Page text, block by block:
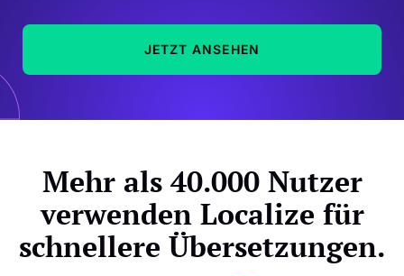
JETZT ANSEHEN
Mehr als 40.000 Nutzer
verwenden Localize für
schnellere Übersetzungen.